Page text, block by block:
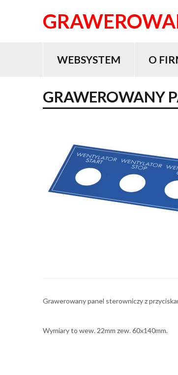
WEBSYSTEM O
GRAWEROWANY
Grawerowany panel sterowniczy z
Wymiary to wew. 22mm zew. 60x140mm.